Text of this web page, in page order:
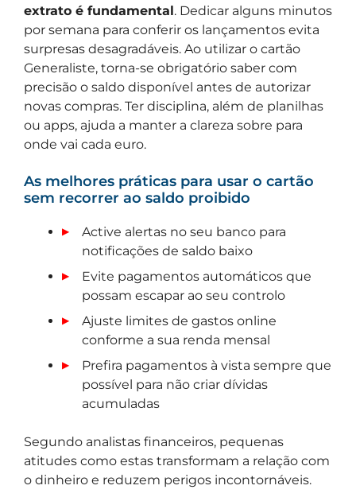
extrato é fundamental. Dedicar alguns minutos
por semana para conferir os lançamentos evita
surpresas desagradáveis. Ao utilizar o cartão
Generaliste, torna-se obrigatório saber com
precisão o saldo disponível antes de autorizar
novas compras. Ter disciplina, além de planilhas
ou apps, ajuda a manter a clareza sobre para
onde vai cada euro.
As melhores práticas para usar o cartão
sem recorrer ao saldo proibido
Active alertas no seu banco para
notificações de saldo baixo
Evite pagamentos automáticos que
possam escapar ao seu controlo
Ajuste limites de gastos online
conforme a sua renda mensal
Prefira pagamentos à vista sempre que
possível para não criar dívidas
acumuladas
Segundo analistas financeiros, pequenas
atitudes como estas transformam a relação com
o dinheiro e reduzem perigos incontornáveis.